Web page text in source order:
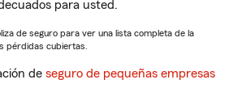
para usted.
de seguro para ver una lista completa de la
pérdidas cubiertas.
de seguro de pequeñas empresas